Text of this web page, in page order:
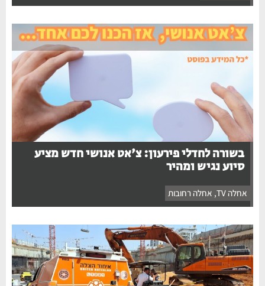
בשורה לחדלי פירעון: צ'אט אנושי חדש מציע
סיוע נגיש ומהיר
אחלה TV ,אחלה רחובות